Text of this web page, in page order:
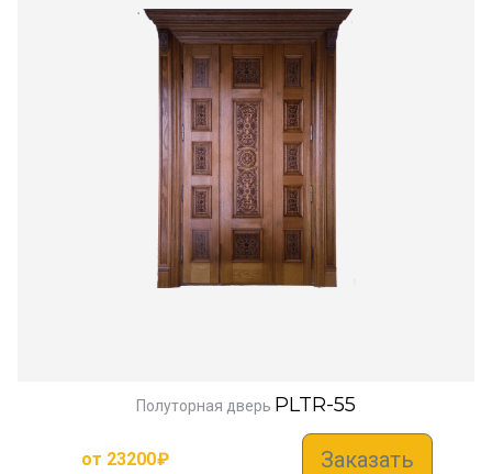
Полуторная дверь PLTR-55
от 23200₽ Заказать